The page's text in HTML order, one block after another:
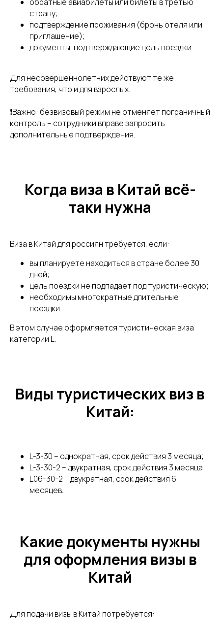
страну;
подтверждение проживания (бронь отеля или
приглашение);
документы, подтверждающие цель поездки.
Для несовершеннолетних действуют те же
требования, что и для взрослых.
❗Важно: безвизовый режим не отменяет пограничный
контроль – сотрудники вправе запросить
дополнительные подтверждения.
Когда виза в Китай всё-
таки нужна
Виза в Китай для россиян требуется, если:
вы планируете находиться в стране более 30
дней;
цель поездки не подпадает под туристическую;
необходимы многократные длительные
поездки.
В этом случае оформляется туристическая виза
категории L.
Виды туристических виз в
Китай:
L-3-30 – однократная, срок действия 3 месяца;
L-3-30-2 – двукратная, срок действия 3 месяца;
L06-30-2 – двукратная, срок действия 6
месяцев.
Какие документы нужны
для оформления визы в
Китай
Для подачи визы в Китай потребуется: